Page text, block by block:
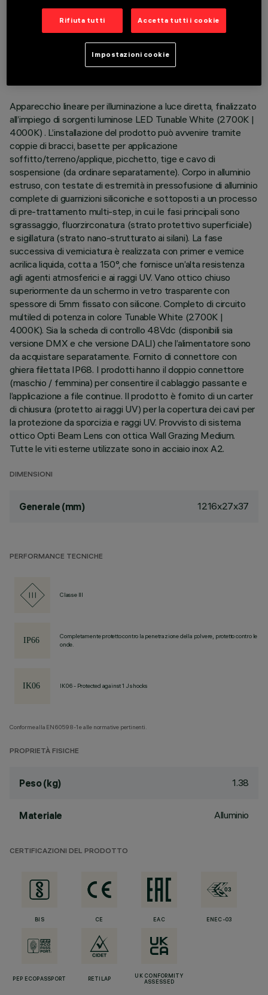
DATI TECNICI
ULTIMO AGGIORNAMENTO: 05/08/2026
DESCRIZIONE
Apparecchio lineare per illuminazione a luce diretta, finalizzato
all’impiego di sorgenti luminose LED Tunable White (2700K |
4000K) . L’installazione del prodotto può avvenire tramite
coppie di bracci, basette per applicazione
soffitto/terreno/applique, picchetto, tige e cavo di
sospensione (da ordinare separatamente). Corpo in alluminio
estruso, con testate di estremità in pressofusione di alluminio
complete di guarnizioni siliconiche e sottoposti a un processo
di pre-trattamento multi-step, in cui le fasi principali sono
sgrassaggio, fluorzirconatura (strato protettivo superficiale)
e sigillatura (strato nano-strutturato ai silani). La fase
successiva di verniciatura è realizzata con primer e vernice
acrilica liquida, cotta a 150°, che fornisce un’alta resistenza
agli agenti atmosferici e ai raggi UV. Vano ottico chiuso
superiormente da un schermo in vetro trasparente con
spessore di 5mm fissato con silicone. Completo di circuito
multiled di potenza in colore Tunable White (2700K |
4000K). Sia la scheda di controllo 48Vdc (disponibili sia
versione DMX e che versione DALI) che l’alimentatore sono
da acquistare separatamente. Fornito di connettore con
ghiera filettata IP68. I prodotti hanno il doppio connettore
(maschio / femmina) per consentire il cablaggio passante e
l’applicazione a file continue. Il prodotto è fornito di un carter
di chiusura (protetto ai raggi UV) per la copertura dei cavi per
la protezione da sporcizia e raggi UV. Provvisto di sistema
ottico Opti Beam Lens con ottica Wall Grazing Medium.
Tutte le viti esterne utilizzate sono in acciaio inox A2.
DIMENSIONI
Generale (mm) 1216x27x37
PERFORMANCE TECNICHE
Classe III
Completamente protetto contro la penetrazione della polvere, protetto contro le
onde.
IK06 - Protected against 1 J shocks
Conforme alla EN60598-1 e alle normative pertinenti.
PROPRIETÀ FISICHE
Peso (kg) 1.38
Materiale Alluminio
CERTIFICAZIONI DEL PRODOTTO
BIS CE EAC ENEC-03
PEP ECOPASSPORT RETILAP
UK CONFORMITY
ASSESSED
Rifiuta tutti Accetta tutti i cookie
Impostazioni cookie